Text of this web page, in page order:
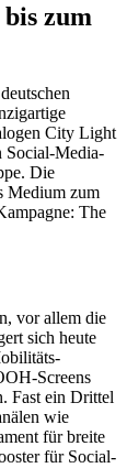
zum
City Light
Social-Media-
Die
Medium zum
The
vor allem die
sich heute
Screens
Fast ein Drittel
wie
für breite
für Social-